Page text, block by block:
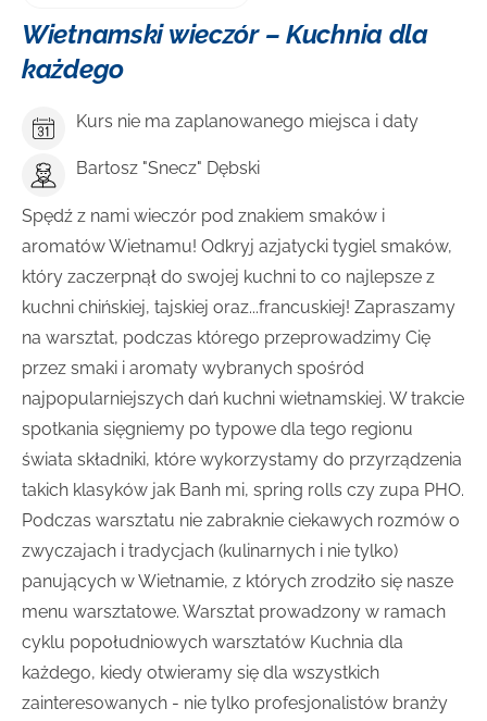
Wietnamski wieczór – Kuchnia dla
każdego
Kurs nie ma zaplanowanego miejsca i daty
Bartosz "Snecz" Dębski
Spędź z nami wieczór pod znakiem smaków i
aromatów Wietnamu! Odkryj azjatycki tygiel smaków,
który zaczerpnął do swojej kuchni to co najlepsze z
kuchni chińskiej, tajskiej oraz...francuskiej! Zapraszamy
na warsztat, podczas którego przeprowadzimy Cię
przez smaki i aromaty wybranych spośród
najpopularniejszych dań kuchni wietnamskiej. W trakcie
spotkania sięgniemy po typowe dla tego regionu
świata składniki, które wykorzystamy do przyrządzenia
takich klasyków jak Banh mi, spring rolls czy zupa PHO.
Podczas warsztatu nie zabraknie ciekawych rozmów o
zwyczajach i tradycjach (kulinarnych i nie tylko)
panujących w Wietnamie, z których zrodziło się nasze
menu warsztatowe. Warsztat prowadzony w ramach
cyklu popołudniowych warsztatów Kuchnia dla
każdego, kiedy otwieramy się dla wszystkich
zainteresowanych - nie tylko profesjonalistów branży